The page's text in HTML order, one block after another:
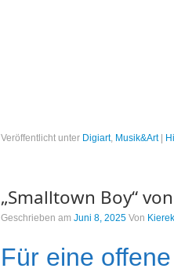
Veröffentlicht unter Digiart, Musik&Art
„Smalltown Boy“
Geschrieben am Juni 8, 2025 Von Kierek
Für eine